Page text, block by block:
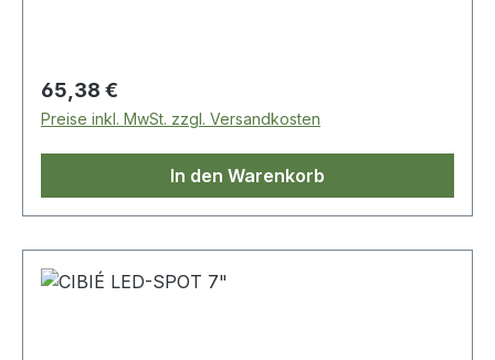
Regulärer Preis:
65,38 €
Preise inkl. MwSt. zzgl. Versandkosten
In den Warenkorb